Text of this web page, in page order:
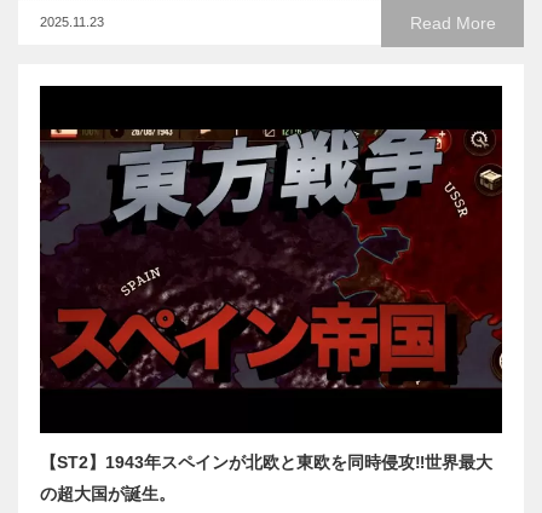
Read More
2025.11.23
【ST2】1943年スペインが北欧と東欧を同時侵攻‼︎世界最大
の超大国が誕生。